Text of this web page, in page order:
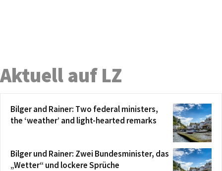
Aktuell auf LZ
Bilger and Rainer: Two federal ministers,
the ‘weather’ and light-hearted remarks
Bilger und Rainer: Zwei Bundesminister, das
„Wetter“ und lockere Sprüche